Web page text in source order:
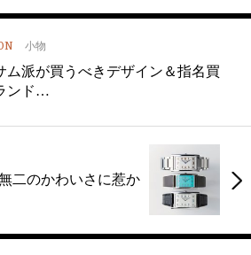
小物
ム派が買うべきデザイン＆指名買
ンド…
二のかわいさに惹か